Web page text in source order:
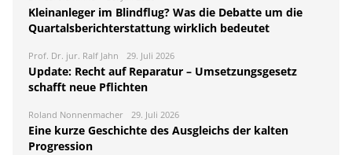
Kleinanleger im Blindflug? Was die Debatte um die
Quartalsberichterstattung wirklich bedeutet
Prof. Dr. jur. Ralf Jahn 29. Juli 2026
Update: Recht auf Reparatur – Umsetzungsgesetz
schafft neue Pflichten
Roland Nonnenmacher 29. Juli 2026
Eine kurze Geschichte des Ausgleichs der kalten
Progression